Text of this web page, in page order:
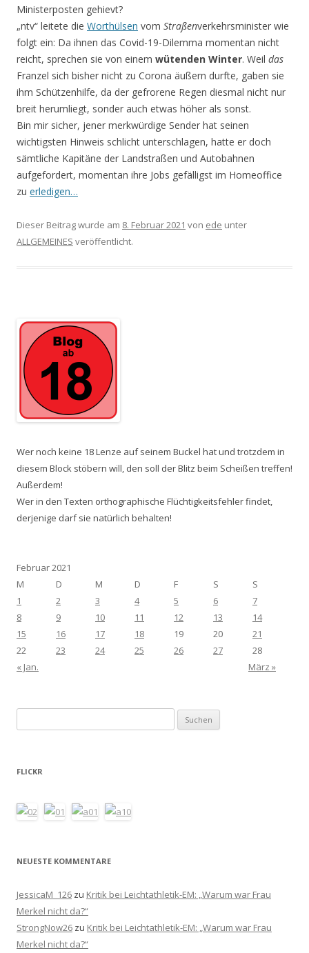
Ministerposten gehievt?
„ntv“ leitete die Worthülsen vom Straßenverkehrsminister wie
folgt ein: Da ihnen das Covid-19-Dilemma momentan nicht
reicht, sprechen sie von einem wütenden Winter. Weil das
Franzel sich bisher nicht zu Corona äußern durfte, gaben sie
ihm Schützenhilfe, da der gefrorene Regen diesmal nicht nur
breit herumliegt, sonder auch etwas höher als sonst.
Bin mir sicher, jener merkwürdige Sender hat seinen
wichtigsten Hinweis schlicht unterschlagen, hatte er doch
sämtliche Kapitäne der Landstraßen und Autobahnen
aufgefordert, momentan ihre Jobs gefälligst im Homeoffice
zu erledigen…
Dieser Beitrag wurde am 8. Februar 2021 von ede unter
ALLGEMEINES veröffentlicht.
Wer noch keine 18 Lenze auf seinem Buckel hat und trotzdem in
diesem Block stöbern will, den soll der Blitz beim Scheißen treffen!
Außerdem!
Wer in den Texten orthographische Flüchtigkeitsfehler findet,
derjenige darf sie natürlich behalten!
Februar 2021
M
D M D F S
S
1
2 3 4 5 6
7
8
9 10 11 12 13
14
15
16 17 18 19 20
21
22
23 24 25 26 27
28
« Jan.
März »
nach:
FLICKR
NEUESTE KOMMENTARE
JessicaM_126 zu Kritik bei Leichtathletik-EM: „Warum war Frau
Merkel nicht da?“
StrongNow26 zu Kritik bei Leichtathletik-EM: „Warum war Frau
Merkel nicht da?“